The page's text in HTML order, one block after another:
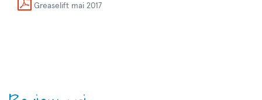
Greaselift mai 2017